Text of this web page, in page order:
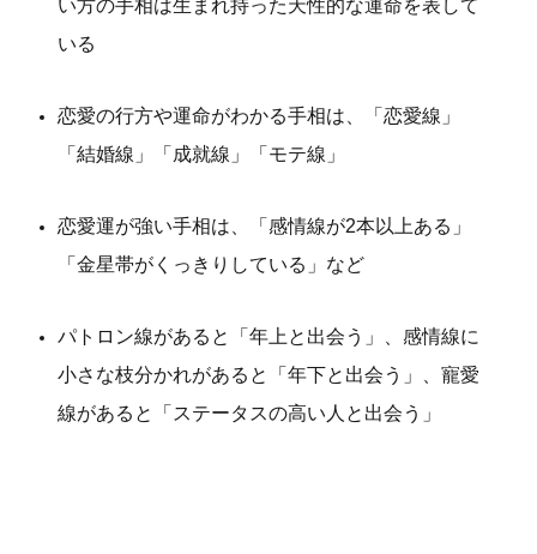
い方の手相は生まれ持った天性的な運命を表して
いる
恋愛の行方や運命がわかる手相は、「恋愛線」
「結婚線」「成就線」「モテ線」
恋愛運が強い手相は、「感情線が2本以上ある」
「金星帯がくっきりしている」など
パトロン線があると「年上と出会う」、感情線に
小さな枝分かれがあると「年下と出会う」、寵愛
線があると「ステータスの高い人と出会う」